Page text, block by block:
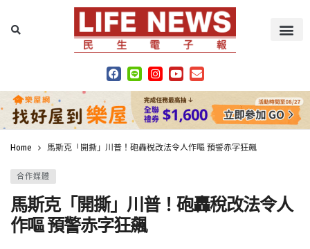
Home 馬斯克「開撕」川普！砲轟稅改法令人作嘔 預警赤字狂飆
合作媒體
馬斯克「開撕」川普！砲轟稅改法令人
作嘔 預警赤字狂飆